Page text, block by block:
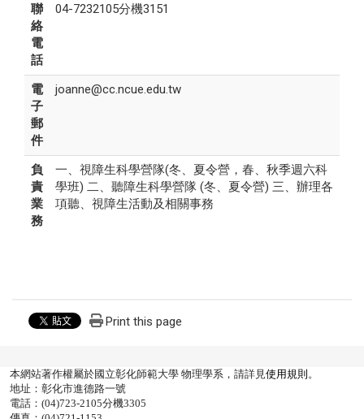
聯
絡
電
話
04-7232105分機3151
電
子
郵
件
joanne@cc.ncue.edu.tw
負
責
業
務
一、視障生科學營隊(冬、夏令營，春、秋季週六科
學班) 二、聽障生科學營隊 (冬、夏令營) 三、辦理各
項聽、視障生活動及相關事務
Print this page
本網站著作權屬於國立彰化師範大學 物理學系，請詳見使用規則 。
地址：彰化市進德路一號
電話：(04)723-2105分機3305